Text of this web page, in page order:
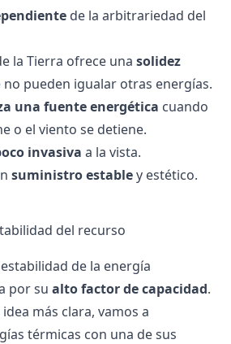
de la arbitrariedad del
la Tierra ofrece una solidez
no pueden igualar otras energías.
una fuente energética cuando
o el viento se detiene.
invasiva a la vista.
suministro establey estético.
del recurso
de la energía
por su alto factor de capacidad.
más clara, vamos a
térmicas con una de sus